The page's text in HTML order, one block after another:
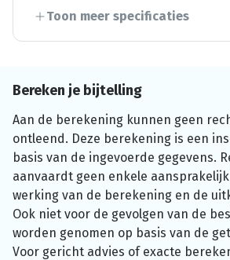
Toon meer specificaties
Bereken je bijtelling
Aan de berekening kunnen geen
ontleend. Deze berekening is een
basis van de ingevoerde gegevens.
aanvaardt geen enkele
werking van de berekening en de
Ook niet voor de gevolgen van de
worden genomen op basis van de
Voor gericht advies of exacte